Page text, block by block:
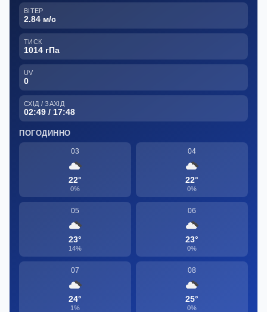
ВІТЕР
2.84 м/с
ТИСК
1014 гПа
UV
0
СХІД / ЗАХІД
02:49 / 17:48
ПОГОДИННО
03
22°
0%
04
22°
0%
05
23°
14%
06
23°
0%
07
24°
1%
08
25°
0%